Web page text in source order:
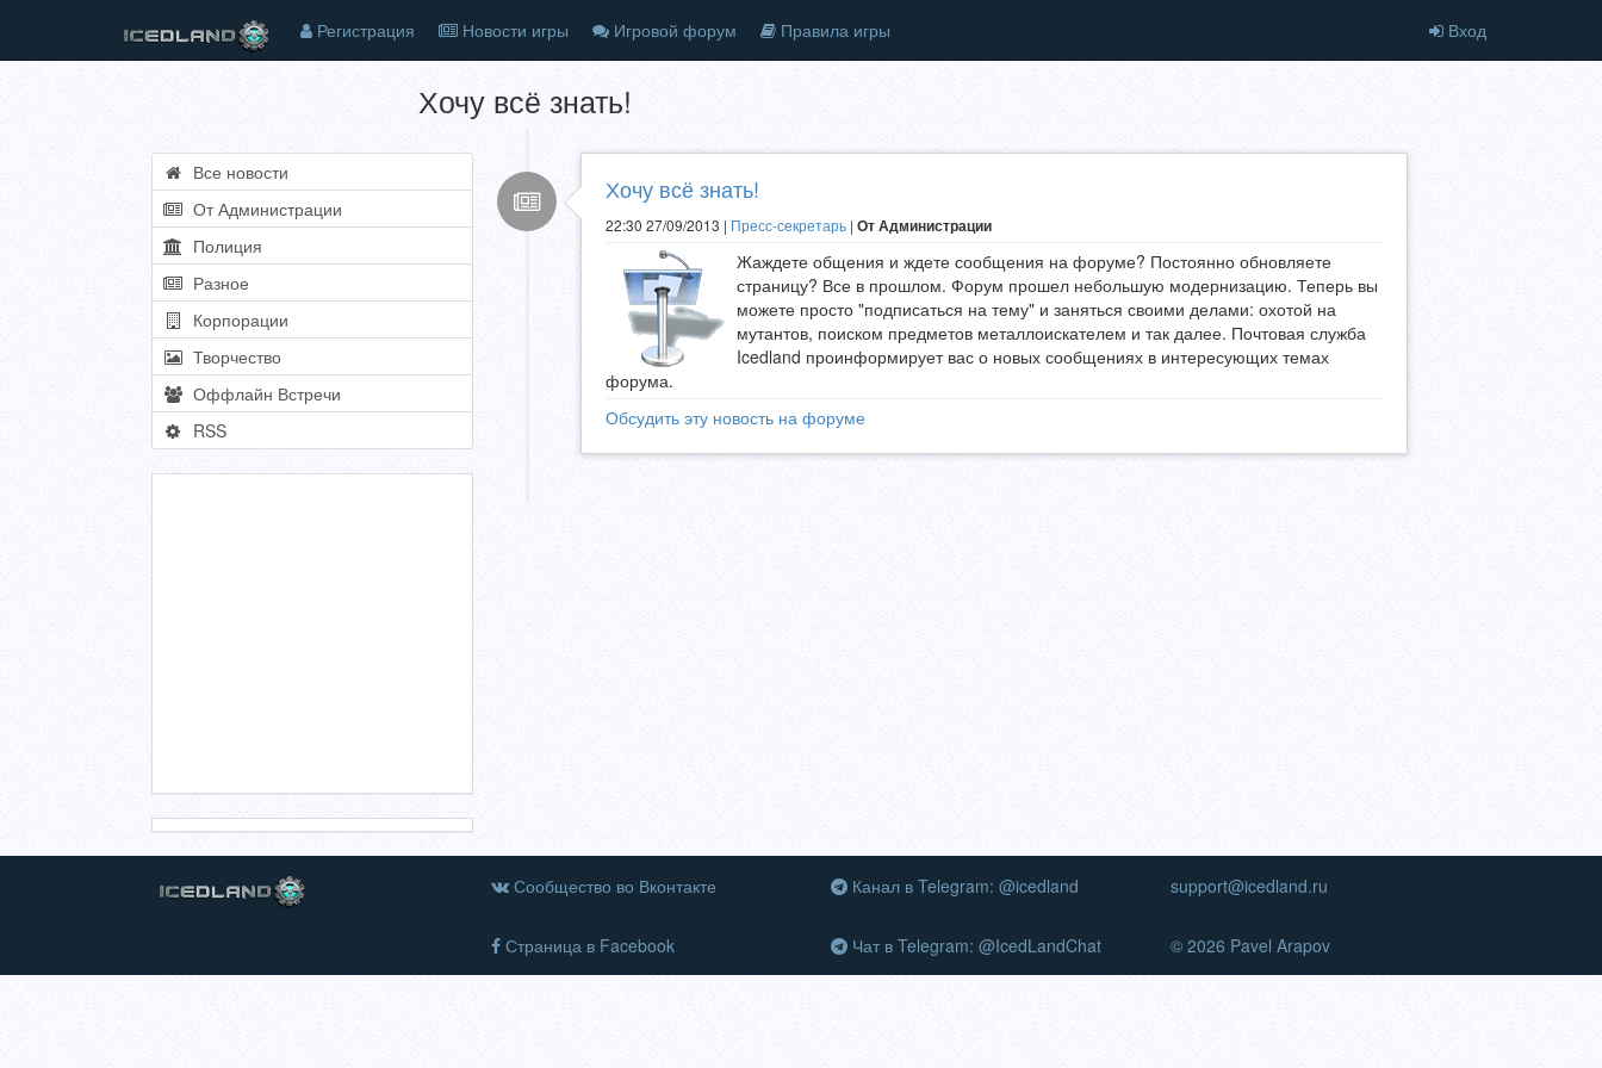
Регистрация Новости игры Игровой форум Правила игры Вход
Хочу всё знать!
Все новости
От Администрации
Полиция
Разное
Корпорации
Творчество
Оффлайн Встречи
RSS
Хочу всё знать!
22:30 27/09/2013 | Пресс-секретарь | От Администрации
Жаждете общения и ждете сообщения на форуме? Постоянно обновляете
страницу? Все в прошлом. Форум прошел небольшую модернизацию. Теперь вы
можете просто "подписаться на тему" и заняться своими делами: охотой на
мутантов, поиском предметов металлоискателем и так далее. Почтовая служба
Icedland проинформирует вас о новых сообщениях в интересующих темах
форума.
Обсудить эту новость на форуме
Сообщество во Вконтакте
Страница в Facebook
Канал в Telegram: @icedland
Чат в Telegram: @IcedLandChat
support@icedland.ru
© 2026 Pavel Arapov